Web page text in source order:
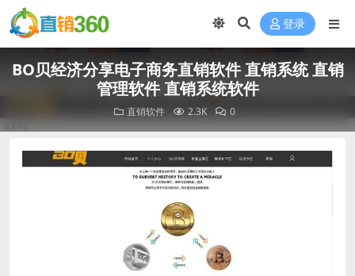
登录
BO贝经济分享电子商务直销软件 直销系统 直销
管理软件 直销系统软件
直销软件 2.3K 0